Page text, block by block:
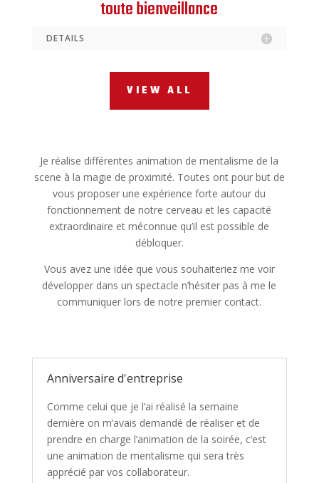
toute bienveillance
DETAILS
VIEW ALL
Je réalise différentes animation de mentalisme de la
scene à la magie de proximité. Toutes ont pour but de
vous proposer une expérience forte autour du
fonctionnement de notre cerveau et les capacité
extraordinaire et méconnue qu’il est possible de
débloquer.
Vous avez une idée que vous souhaiteriez me voir
développer dans un spectacle n’hésiter pas à me le
communiquer lors de notre premier contact.
Anniversaire d'entreprise
Comme celui que je l’ai réalisé la semaine
dernière on m’avais demandé de réaliser et de
prendre en charge l’animation de la soirée, c’est
une animation de mentalisme qui sera très
apprécié par vos collaborateur.